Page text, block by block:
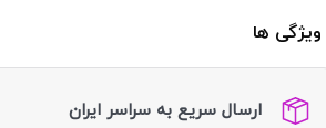
ویژگی ها
ارسال سریع به سراسر ایران